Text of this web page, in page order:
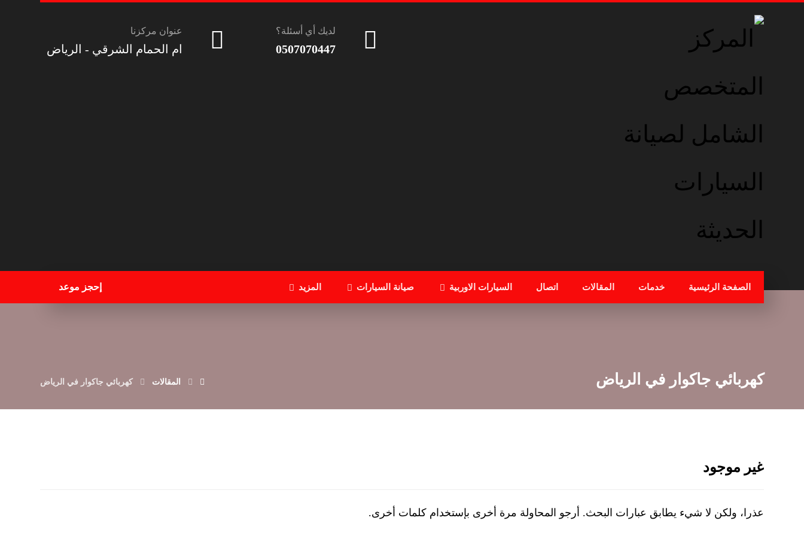
عنوان مركزنا
ام الحمام الشرقي - الرياض
لديك أي أسئلة؟
0507070447
الصفحة الرئيسية خدمات المقالات اتصال السيارات الاوربية صيانة السيارات المزيد إحجز موعد
كهربائي جاكوار في الرياض المقالات كهربائي جاكوار في الرياض
غير موجود
عذرا، ولكن لا شيء يطابق عبارات البحث. أرجو المحاولة مرة أخرى بإستخدام كلمات أخرى.